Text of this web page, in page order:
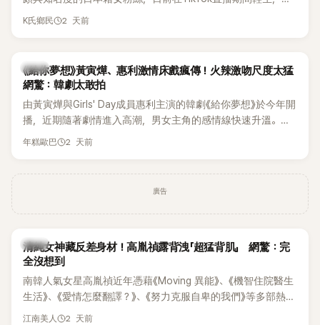
終不幸身亡，消息曝光後震驚韓網，也讓不少粉絲湧入社群平
K氏鄉民 2 天前
韓劇
《給你夢想》黃寅燁、惠利激情床戲瘋傳！火辣激吻尺度太猛
網驚：韓劇太敢拍
由黃寅燁與Girls' Day成員惠利主演的韓劇《給你夢想》於今年開
播，近期隨著劇情進入高潮，男女主角的感情線快速升溫。最
新播出的第8集不僅上演火辣吻戲，更接連出現床戲橋段，讓
年糕歐巴 2 天前
廣告
韓星
清純女神藏反差身材！高胤禎露背洩「超猛背肌」 網驚：完
全沒想到
南韓人氣女星高胤禎近年憑藉《Moving 異能》、《機智住院醫生
生活》、《愛情怎麼翻譯？》、《努力克服自卑的我們》等多部熱門
作品，躍升為韓劇新一代女神代表，不僅演技備受肯定，精緻
江南美人 2 天前